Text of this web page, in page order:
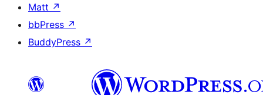
Matt ↗
bbPress ↗
BuddyPress ↗